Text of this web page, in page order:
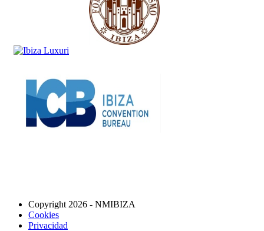
Copyright 2026 - NMIBIZA
Cookies
Privacidad